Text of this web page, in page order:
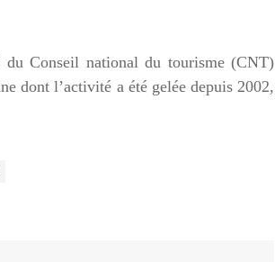
Conseil national du tourisme (CNT)
dont l’activité a été gelée depuis 2002,